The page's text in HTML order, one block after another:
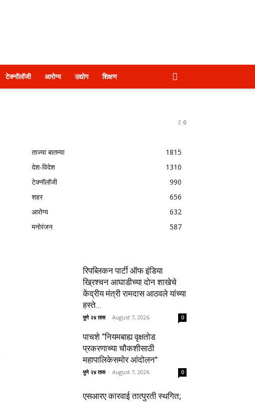
टेक्नॉलॉजी आरोग्य उद्योग शिक्षण
0
ताज्या बातम्या
1815
देश-विदेश
1310
टेक्नॉलॉजी
990
शहर
656
आरोग्य
632
मनोरंजन
587
रिपब्लिकन पार्टी ऑफ इंडिया
ख्रिश्चन आघाडीच्या दोन शाखेचे
केंद्रीय मंत्री रामदास आठवले यांच्या
हस्ते...
पुणे २४ तास - August 7, 2026 0
पाचशे “नियमबाह्य वृक्षतोड
प्रकरणाच्या चौकशीसाठी
महापालिकेसमोर आंदोलन”
पुणे २४ तास - August 7, 2026 0
एसआरए कारवाई तात्पुरती स्थगित;